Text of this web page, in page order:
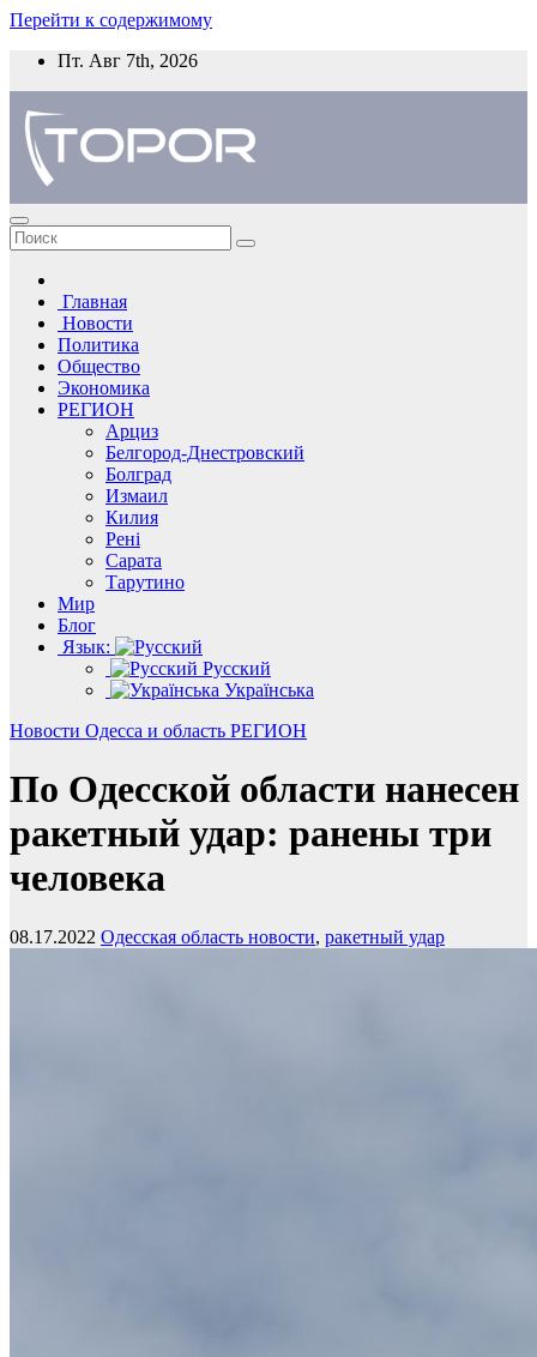
Перейти к содержимому
Пт. Авг 7th, 2026
Главная
Новости
Политика
Общество
Экономика
РЕГИОН
Арциз
Белгород-Днестровский
Болград
Измаил
Килия
Рені
Сарата
Тарутино
Мир
Блог
Язык:
Русский
Українська
Новости Одесса и область РЕГИОН
По Одесской области нанесен
ракетный удар: ранены три
человека
08.17.2022 Одесская область новости, ракетный удар